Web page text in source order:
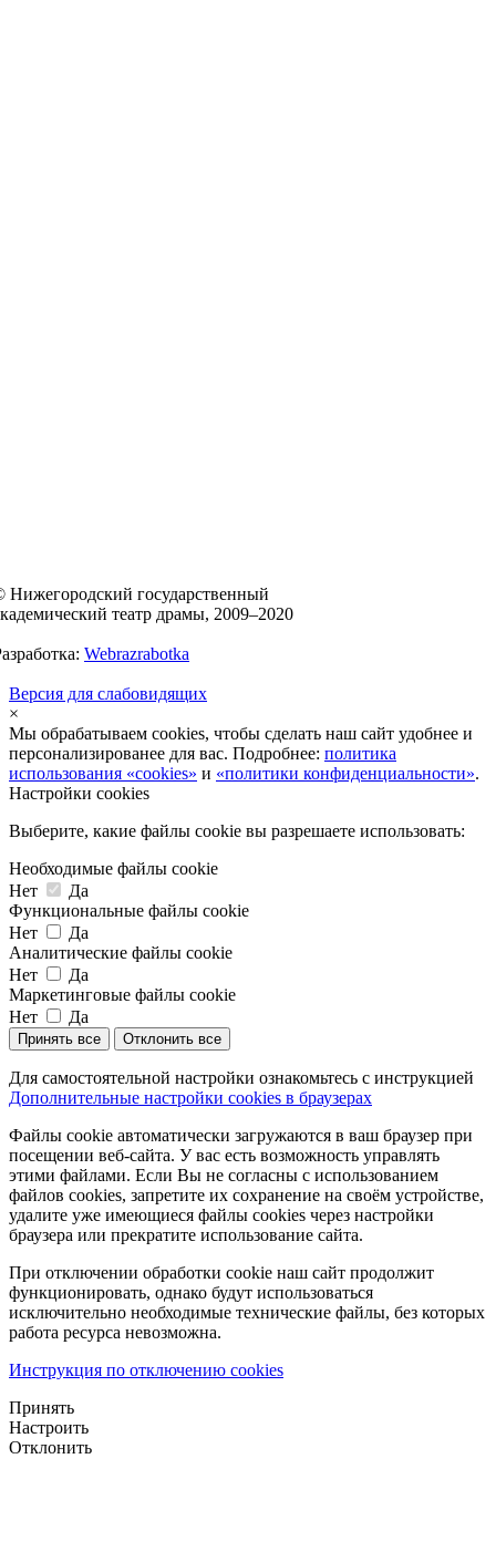
Нижегородский государственный
театр драмы, 2009–2020
Webrazrabotka
Версия для слабовидящих
×
Мы обрабатываем cookies, чтобы сделать наш сайт удобнее и
персонализированее для вас. Подробнее: политика
использования «cookies» и «политики конфиденциальности».
Настройки cookies
Выберите, какие файлы cookie вы разрешаете использовать:
Необходимые файлы cookie
Нет
Да
Функциональные файлы cookie
Нет
Да
Аналитические файлы cookie
Нет
Да
Маркетинговые файлы cookie
Нет
Да
Принять все Отклонить все
Для самостоятельной настройки ознакомьтесь с инструкцией
Дополнительные настройки cookies в браузерах
Файлы cookie автоматически загружаются в ваш браузер при
посещении веб-сайта. У вас есть возможность управлять
этими файлами. Если Вы не согласны с использованием
файлов cookies, запретите их сохранение на своём устройстве,
удалите уже имеющиеся файлы cookies через настройки
браузера или прекратите использование сайта.
При отключении обработки cookie наш сайт продолжит
функционировать, однако будут использоваться
исключительно необходимые технические файлы, без которых
работа ресурса невозможна.
Инструкция по отключению cookies
Принять
Настроить
Отклонить